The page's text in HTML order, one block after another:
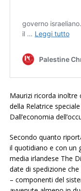
Maurizi ricorda inoltre
della Relatrice
Dall’economia
Secondo quanto
il quotidiano e con un
media irlandese The
date di spedizione
– componenti del